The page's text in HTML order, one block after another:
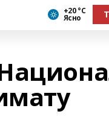
+20 °С
Ясно